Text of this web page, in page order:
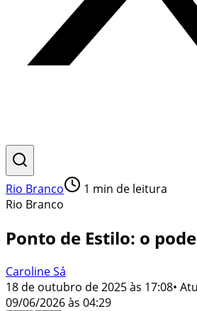
Rio Branco 1 min de leitura
Rio Branco
Ponto de Estilo: o
Caroline Sá
18 de outubro de 2025 às 17:08•
09/06/2026 às 04:29